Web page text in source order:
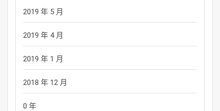
2019 年 5 月
2019 年 4 月
2019 年 1 月
2018 年 12 月
0 年